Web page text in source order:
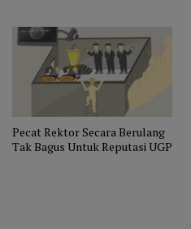
Pecat Rektor Secara Berulang
Tak Bagus Untuk Reputasi UGP